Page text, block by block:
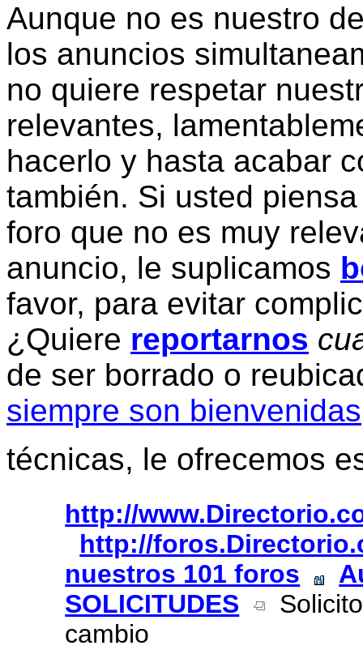
Aunque no es nuestro
los anuncios
no quiere respetar
relevantes,
hacerlo y hasta acabar
también. Si usted
foro que no es muy
anuncio, le suplicamos
favor, para evitar
¿Quiere reportarnos
de ser borrado o
siempre son bienvenidas
técnicas, le ofrecemos
http://
http://
nuestros 101 foros
SOLICITUDES
cambio